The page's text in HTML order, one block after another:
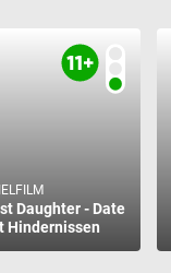
Daughter - Date
Hindernissen